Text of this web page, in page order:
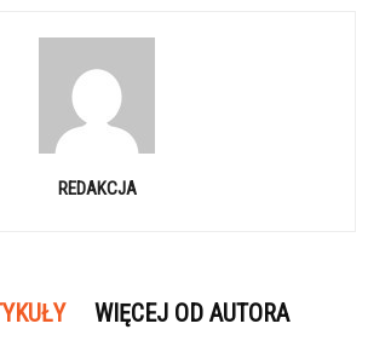
REDAKCJA
WIĘCEJ OD AUTORA